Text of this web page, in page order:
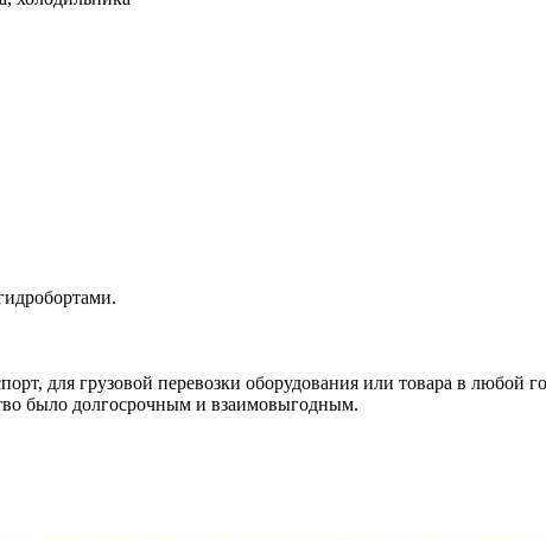
для грузовой перевозки оборудования или товара в любой
было долгосрочным и взаимовыгодным.